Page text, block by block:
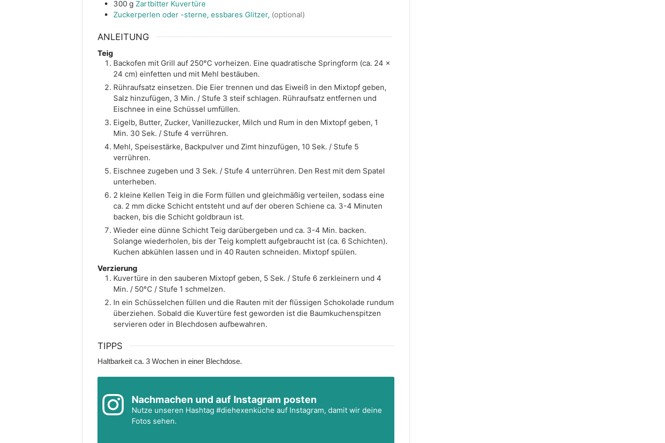
300 g Zartbitter Kuvertüre
Zuckerperlen oder -sterne, essbares Glitzer, (optional)
ANLEITUNG
Teig
Backofen mit Grill auf 250°C vorheizen. Eine quadratische Springform (ca. 24 x
24 cm) einfetten und mit Mehl bestäuben.
Rühraufsatz einsetzen. Die Eier trennen und das Eiweiß in den Mixtopf geben,
Salz hinzufügen, 3 Min. / Stufe 3 steif schlagen. Rühraufsatz entfernen und
Eischnee in eine Schüssel umfüllen.
Eigelb, Butter, Zucker, Vanillezucker, Milch und Rum in den Mixtopf geben, 1
Min. 30 Sek. / Stufe 4 verrühren.
Mehl, Speisestärke, Backpulver und Zimt hinzufügen, 10 Sek. / Stufe 5
verrühren.
Eischnee zugeben und 3 Sek. / Stufe 4 unterrühren. Den Rest mit dem Spatel
unterheben.
2 kleine Kellen Teig in die Form füllen und gleichmäßig verteilen, sodass eine
ca. 2 mm dicke Schicht entsteht und auf der oberen Schiene ca. 3-4 Minuten
backen, bis die Schicht goldbraun ist.
Wieder eine dünne Schicht Teig darübergeben und ca. 3-4 Min. backen.
Solange wiederholen, bis der Teig komplett aufgebraucht ist (ca. 6 Schichten).
Kuchen abkühlen lassen und in 40 Rauten schneiden. Mixtopf spülen.
Verzierung
Kuvertüre in den sauberen Mixtopf geben, 5 Sek. / Stufe 6 zerkleinern und 4
Min. / 50°C / Stufe 1 schmelzen.
In ein Schüsselchen füllen und die Rauten mit der flüssigen Schokolade rundum
überziehen. Sobald die Kuvertüre fest geworden ist die Baumkuchenspitzen
servieren oder in Blechdosen aufbewahren.
TIPPS
Haltbarkeit ca. 3 Wochen in einer Blechdose.
Nachmachen und auf Instagram posten
Nutze unseren Hashtag#diehexenküche auf Instagram, damit wir deine
Fotos sehen.